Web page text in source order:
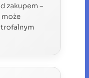
zakupem –
może